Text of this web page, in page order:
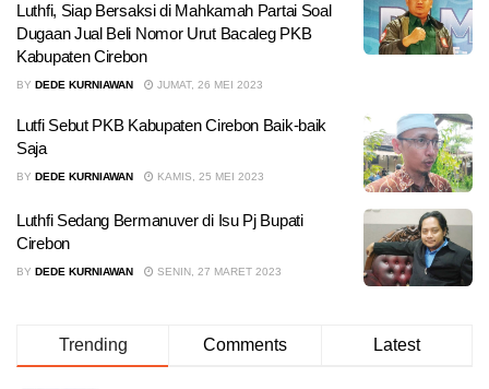
Luthfi, Siap Bersaksi di Mahkamah Partai Soal
Dugaan Jual Beli Nomor Urut Bacaleg PKB
Kabupaten Cirebon
BY DEDE KURNIAWAN JUMAT, 26 MEI 2023
Lutfi Sebut PKB Kabupaten Cirebon Baik-baik
Saja
BY DEDE KURNIAWAN KAMIS, 25 MEI 2023
Luthfi Sedang Bermanuver di Isu Pj Bupati
Cirebon
BY DEDE KURNIAWAN SENIN, 27 MARET 2023
Trending Comments Latest